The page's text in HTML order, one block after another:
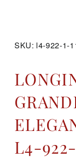
SKU: l4-922-1-
L4-